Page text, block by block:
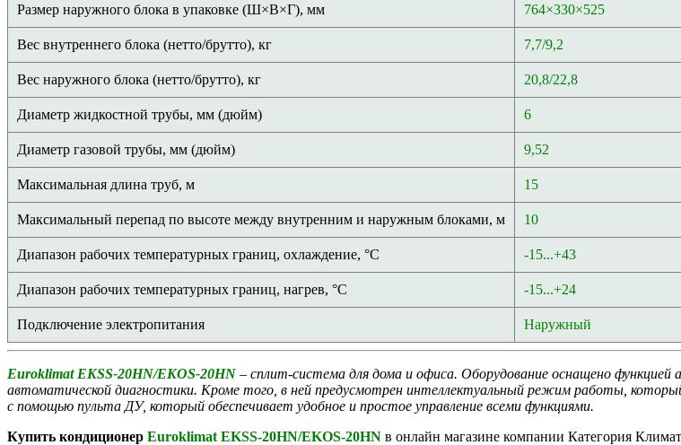
Размер наружного блока в упаковке (Ш×В×Г), мм 764×330×525
Вес внутреннего блока (нетто/брутто), кг 7,7/9,2
Вес наружного блока (нетто/брутто), кг 20,8/22,8
Диаметр жидкостной трубы, мм (дюйм) 6
Диаметр газовой трубы, мм (дюйм) 9,52
Максимальная длина труб, м 15
Максимальный перепад по высоте между внутренним и наружным блоками, м 10
Диапазон рабочих температурных границ, охлаждение, °C -15...+43
Диапазон рабочих температурных границ, нагрев, °C -15...+24
Подключение электропитания Наружный
Euroklimat EKSS-20HN/EKOS-20HN – cплит-система для дома и офиса. Оборудование оснащено
автоматической диагностики. Кроме того, в ней предусмотрен интеллектуальный режим работы,
с помощью пульта ДУ, который обеспечивает удобное и простое управление всеми функциями.
Купить кондиционер Euroklimat EKSS-20HN/EKOS-20HN в онлайн магазине компании Категория